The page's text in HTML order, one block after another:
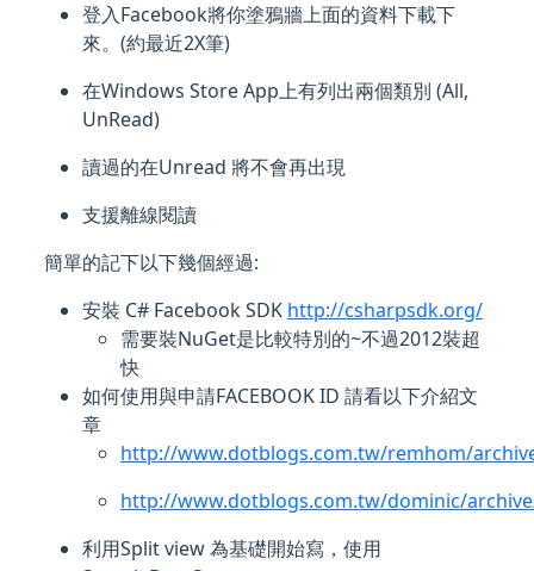
登入Facebook將你塗鴉牆上面的資料下載下
來。(約最近2X筆)
在Windows Store App上有列出兩個類別 (All,
UnRead)
讀過的在Unread 將不會再出現
支援離線閱讀
簡單的記下以下幾個經過:
安裝 C# Facebook SDK http://csharpsdk.org/
需要裝NuGet是比較特別的~不過2012裝超
快
如何使用與申請FACEBOOK ID 請看以下介紹文
章
http://www.dotblogs.com.tw/remhom/
http://www.dotblogs.com.tw/dominic/
利用Split view 為基礎開始寫，使用